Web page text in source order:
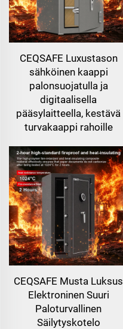
CEQSAFE Luxustason
sähköinen kaappi
palonsuojatulla ja
digitaalisella
pääsylaitteella, kestävä
turvakaappi rahoille
CEQSAFE Musta Luksus
Elektroninen Suuri
Paloturvallinen
Säilytyskotelo